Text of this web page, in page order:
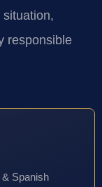
responsible
& Spanish